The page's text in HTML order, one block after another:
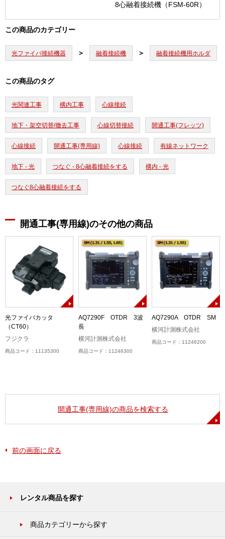
8心融着接続機（FSM-60R）
この商品のカテゴリー
光ファイバ接続機器 融着接続機 融着接続機用ホルダ
この商品のタグ
光関連工事 構内工事 心線接続
地下・架空切替/撤去工事 心線切替接続 開通工事(フレッツ)
心線接続 開通工事(専用線) 心線接続 有線ネットワーク
地下 - 光 つなぐ - 8心融着接続をする 構内 - 光
つなぐ8心融着接続をする
開通工事(専用線)のその他の商品
光ファイバカッタ
（CT60）
フジクラ
商品コード：11135300
AQ7290F OTDR 3波
長
横河計測株式会社
商品コード：11246300
AQ7290A OTDR SM
横河計測株式会社
商品コード：11246200
開通工事(専用線)の商品を検索する
前の画面に戻る
レンタル商品を探す
商品カテゴリーから探す